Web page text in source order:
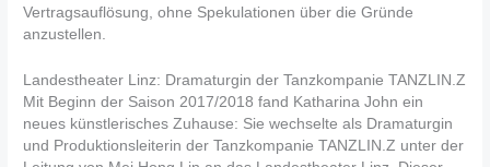
Vertragsauflösung, ohne Spekulationen über die Gründe
anzustellen.
Landestheater Linz: Dramaturgin der Tanzkompanie TANZLIN.Z
Mit Beginn der Saison 2017/2018 fand Katharina John ein
neues künstlerisches Zuhause: Sie wechselte als Dramaturgin
und Produktionsleiterin der Tanzkompanie TANZLIN.Z unter der